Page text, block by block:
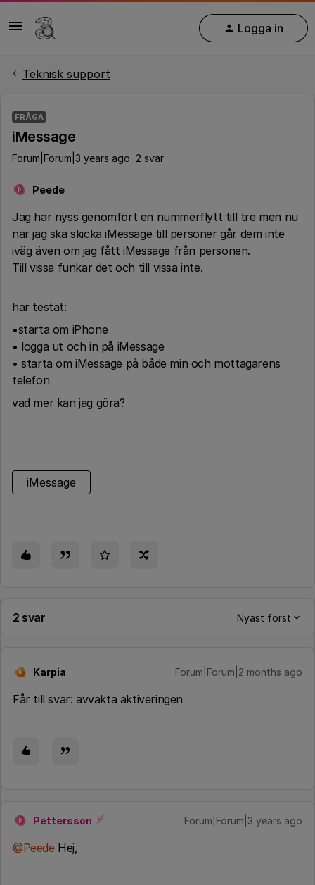
Logga in
Teknisk support
FRÅGA
iMessage
Forum|Forum|3 years ago 2 svar
P Peede
Jag har nyss genomfört en nummerflytt till tre men nu
när jag ska skicka iMessage till personer går dem inte
iväg även om jag fått iMessage från personen.
Till vissa funkar det och till vissa inte.
har testat:
•starta om iPhone
• logga ut och in på iMessage
• starta om iMessage på både min och mottagarens
telefon
vad mer kan jag göra?
iMessage
2 svar Nyast först
K Karpia Forum|Forum|2 months ago
Får till svar: avvakta aktiveringen
P Pettersson Forum|Forum|3 years ago
@PeedeHej,